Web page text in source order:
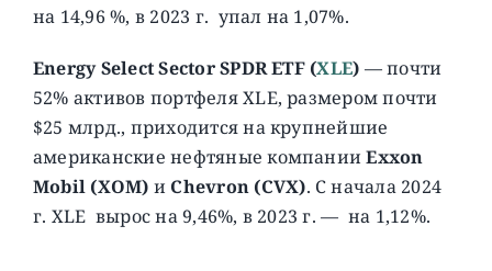
на 14,96 %, в 2023 г. упал на 1,07%.
Energy Select Sector SPDR ETF (XLE) — почти
52% активов портфеля XLE, размером почти
$25 млрд., приходится на крупнейшие
американские нефтяные компанииExxon
Mobil (XOM) и Chevron (CVX). С начала 2024
г. XLE вырос на 9,46%, в 2023 г. — на 1,12%.